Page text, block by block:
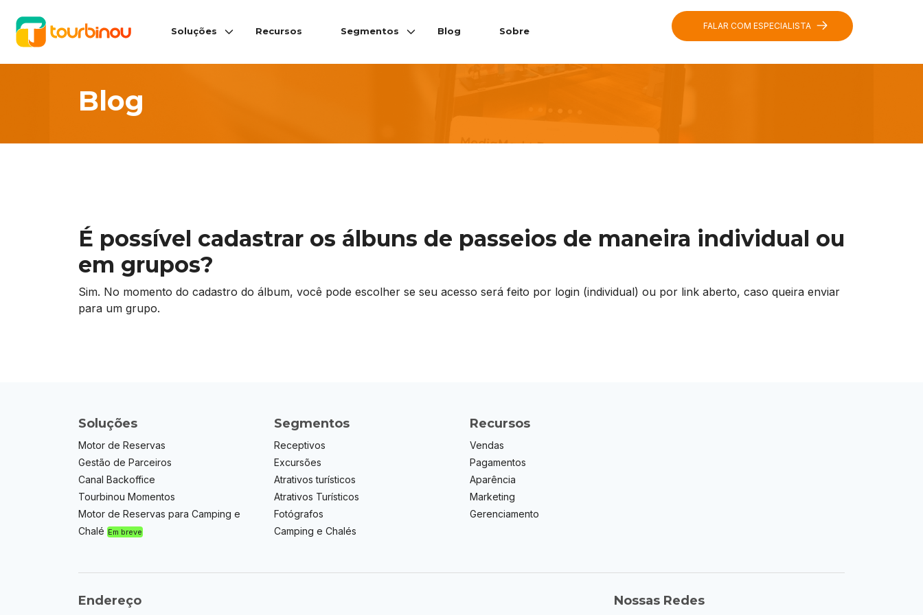
FALAR COM ESPECIALISTA
Soluções Recursos Segmentos Blog Sobre
Blog
É possível cadastrar os álbuns de passeios de maneira individual ou
em grupos?
Sim. No momento do cadastro do álbum, você pode escolher se seu acesso será feito por login (individual) ou por link aberto, caso queira enviar
para um grupo.
Soluções
Motor de Reservas
Gestão de Parceiros
Canal Backoffice
Tourbinou Momentos
Motor de Reservas para Camping e
Chalé Em breve
Segmentos
Receptivos
Excursões
Atrativos turísticos
Atrativos Turísticos
Fotógrafos
Camping e Chalés
Recursos
Vendas
Pagamentos
Aparência
Marketing
Gerenciamento
Endereço Nossas Redes